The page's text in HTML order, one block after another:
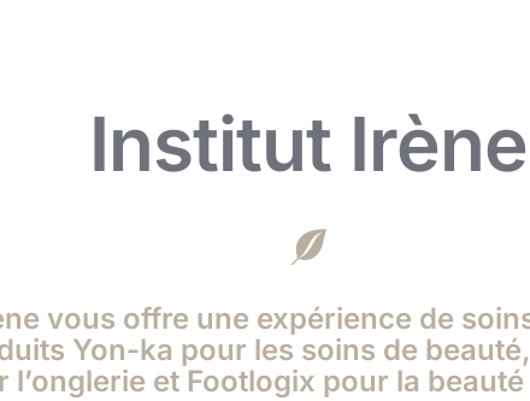
Institut Irène
vous offre une expérience de
Yon-ka pour les soins de
l’onglerie et Footlogix pour la